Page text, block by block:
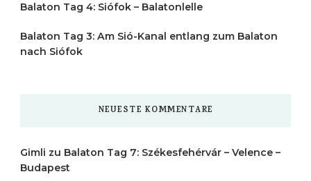
Balaton Tag 4: Siófok – Balatonlelle
Balaton Tag 3: Am Sió-Kanal entlang zum Balaton
nach Siófok
NEUESTE KOMMENTARE
Gimli zu Balaton Tag 7: Székesfehérvár – Velence –
Budapest